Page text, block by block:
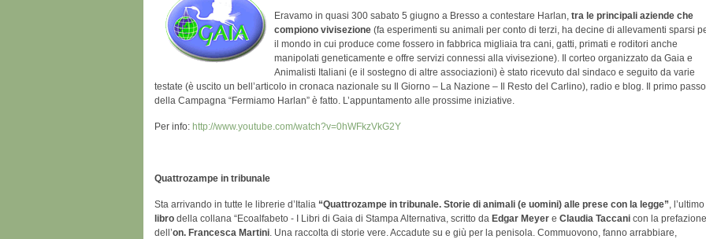
Eravamo in quasi 300 sabato 5 giugno a Bresso a contestare Harlan, tra le principali aziende che
compiono vivisezione (fa esperimenti su animali per conto di terzi, ha decine di allevamenti sparsi
il mondo in cui produce come fossero in fabbrica migliaia tra cani, gatti, primati e roditori anche
manipolati geneticamente e offre servizi connessi alla vivisezione). Il corteo organizzato da Gaia e
Animalisti Italiani (e il sostegno di altre associazioni) è stato ricevuto dal sindaco e seguito da varie
testate (è uscito un bell’articolo in cronaca nazionale su Il Giorno – La Nazione – Il Resto del Carlino), radio e blog. Il primo passo
della Campagna “Fermiamo Harlan” è fatto. L’appuntamento alle prossime iniziative.
Per info: http://www.youtube.com/watch?v=0hWFkzVkG2Y
Quattrozampe in tribunale
Sta arrivando in tutte le librerie d’Italia “Quattrozampe in tribunale. Storie di animali (e uomini) alle prese con la legge”, l’ultimo
libro della collana “Ecoalfabeto - I Libri di Gaia di Stampa Alternativa, scritto da Edgar Meyer e Claudia Taccani con la prefazione
dell’on. Francesca Martini. Una raccolta di storie vere. Accadute su e giù per la penisola. Commuovono, fanno arrabbiare,